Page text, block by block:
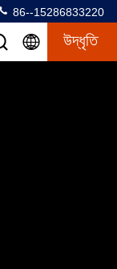
86--15286833220
উদ্ধৃতি